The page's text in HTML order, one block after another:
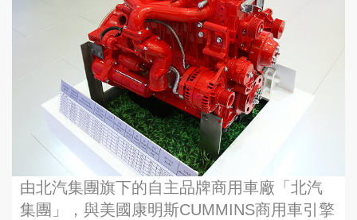
由北汽集團旗下的自主品牌商用車廠「北汽
集團」，與美國康明斯CUMMINS商用車引擎